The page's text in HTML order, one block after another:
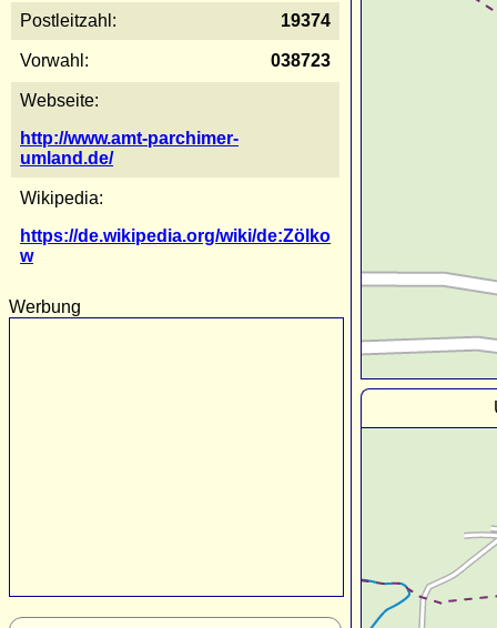
Postleitzahl: 19374
Vorwahl: 038723
Webseite:
http://www.amt-parchimer-
umland.de/
Wikipedia:
https://de.wikipedia.org/wiki/de:Zölko
w
Werbung